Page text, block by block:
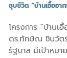
ชุบชีวิต “บ้านเอื้ออา
โครงการ “บ้านเ
ดร.ทักษิณ ชินวัต
รัฐบาล มีเป้าหม